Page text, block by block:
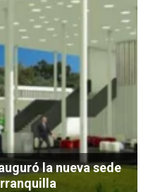
la nueva sede